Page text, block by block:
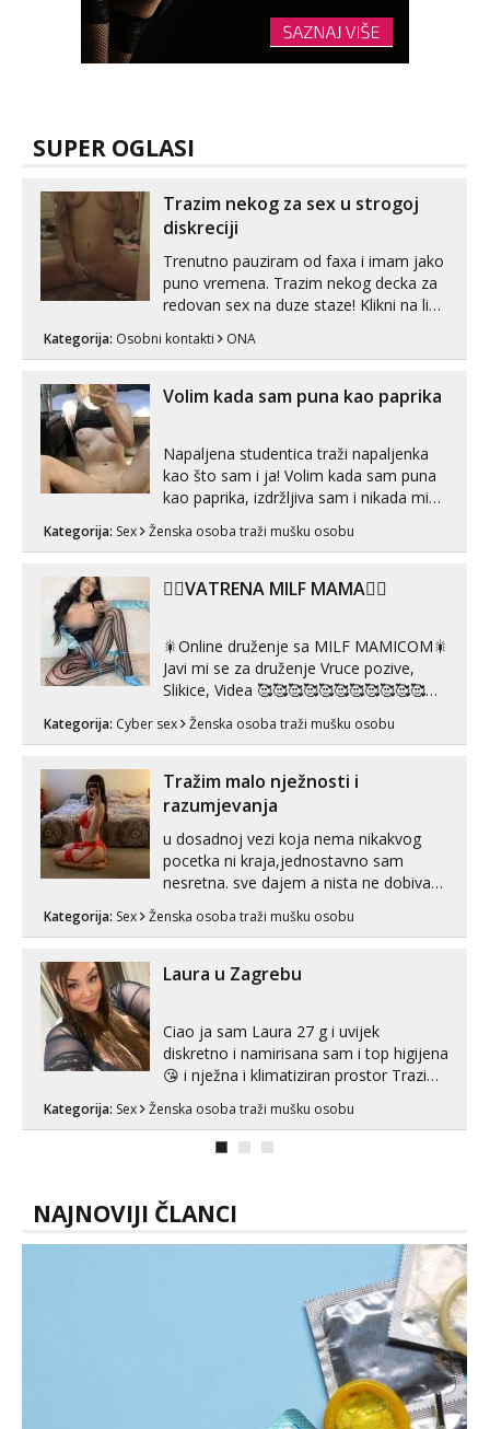
SUPER OGLASI
Trazim nekog za sex u strogoj
diskreciji
Trenutno pauziram od faxa i imam jako
puno vremena. Trazim nekog decka za
redovan sex na duze staze! Klikni na link
Kategorija: Osobni kontakti ONA
Volim kada sam puna kao paprika
Napaljena studentica traži napaljenka
kao što sam i ja! Volim kada sam puna
kao paprika, izdržljiva sam i nikada mi
puta dnevno bilo kad i bilo gdje zato se
link ispod i nadji me tamo, cekam te!
Kategorija: Sex Ženska osoba traži mušku osobu
❤️‍🔥VATRENA MILF MAMA❤️‍🔥
🎇Online druženje sa MILF MAMICOM🎇
Javi mi se za druženje Vruce pozive,
Slikice, Videa 🥰🥰🥰🥰🥰🥰🥰🥰🥰🥰🥰🥰
🥰 Solo ili sa partnerom ili kolegicama
Javi mi se porukom WhatsApp ili
Telegram 👉@enafriedrichkis 🤬NE
RADIM SASTANKE I DRUZENJA UZIVO
Kategorija: Cyber sex Ženska osoba traži mušku osobu
Tražim malo nježnosti i
razumjevanja
u dosadnoj vezi koja nema nikakvog
pocetka ni kraja,jednostavno sam
nesretna. sve dajem a nista ne dobivam
zadovoljiti moje potrebe,ne trazim puno
volim njezan seks i njezne poljupce po
tijelu koji me jako pale,obozavam kad
Kategorija: Sex Ženska osoba traži mušku osobu
Laura u Zagrebu
Ciao ja sam Laura 27 g i uvijek
diskretno i namirisana sam i top higijena
😘 i nježna i klimatiziran prostor Trazim
Pusenje i gutanje sperme Erotsko rublje
imam uvijek Lizati me mozes i ljubiti po
Kategorija: Sex Ženska osoba traži mušku osobu
NAJNOVIJI ČLANCI